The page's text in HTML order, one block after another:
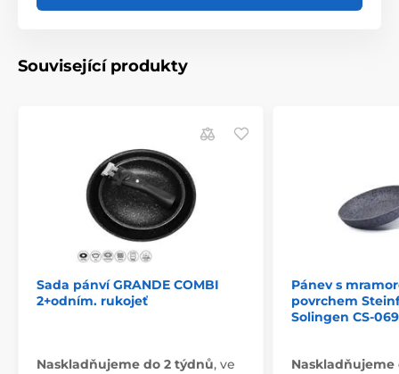
Související produkty
Sada pánví GRANDE COMBI
2+odním. rukojeť
Naskladňujeme do 2 týdnů, ve
Pánev s
povrchem
Solingen CS-
Naskladňujeme